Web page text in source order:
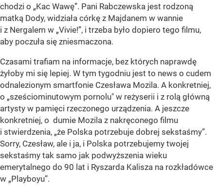
chodzi o „Kac Wawę”. Pani Rabczewska jest rodzoną
matką Dody, widziała córkę z Majdanem w wannie
i z Nergalem w „Vivie!”, i trzeba było dopiero tego filmu,
aby poczuła się zniesmaczona.
Czasami trafiam na informacje, bez których naprawdę
żyłoby mi się lepiej. W tym tygodniu jest to news o cudem
odnalezionym smartfonie Czesława Mozila. A konkretniej,
o „sześciominutowym pornolu" w reżyserii i z rolą główną
artysty w pamięci rzeczonego urządzenia. A jeszcze
konkretniej, o dumie Mozila z nakręconego filmu
i stwierdzenia, „że Polska potrzebuje dobrej sekstaśmy”.
Sorry, Czesław, ale i ja, i Polska potrzebujemy twojej
sekstaśmy tak samo jak podwyższenia wieku
emerytalnego do 90 lat i Ryszarda Kalisza na rozkładówce
w „Playboyu”.